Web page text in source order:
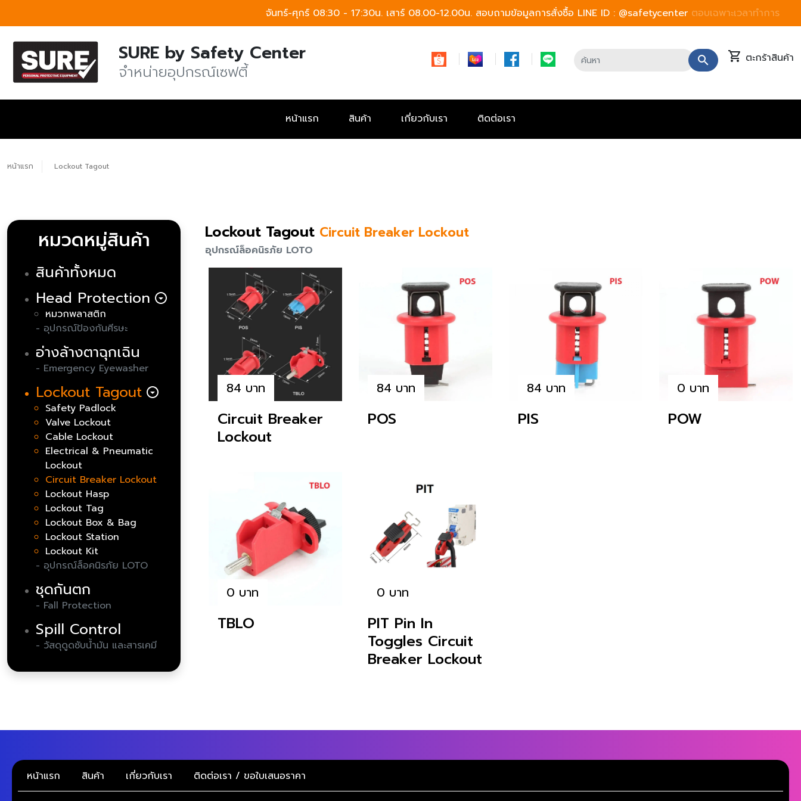
จันทร์-ศุกร์ 08:30 - 17:30น. เสาร์ 08.00-12.00น. สอบถามข้อมูลการสั่งซื้อ LINE ID : @safetycenter ตอบเฉพาะเวลาทำการ
SURE by Safety Center
จำหน่ายอุปกรณ์เซฟตี้
search shopping_cart ตะกร้าสินค้า
หน้าแรก สินค้า เกี่ยวกับเรา ติดต่อเรา
หน้าแรก Lockout Tagout
หมวดหมู่สินค้า
สินค้าทั้งหมด
Head Protection arrow_drop_down_circle
หมวกพลาสติก
- อุปกรณ์ป้องกันศีรษะ
อ่างล้างตาฉุกเฉิน
- Emergency Eyewasher
Lockout Tagout arrow_drop_down_circle
Safety Padlock
Valve Lockout
Cable Lockout
Electrical & Pneumatic
Lockout
Circuit Breaker Lockout
Lockout Hasp
Lockout Tag
Lockout Box & Bag
Lockout Station
Lockout Kit
- อุปกรณ์ล็อคนิรภัย LOTO
ชุดกันตก
- Fall Protection
Spill Control
- วัสดุดูดซับน้ำมัน และสารเคมี
Lockout Tagout Circuit Breaker Lockout
อุปกรณ์ล็อคนิรภัย LOTO
84 บาท
Circuit Breaker
Lockout
84 บาท
POS
84 บาท
PIS
0 บาท
POW
0 บาท
TBLO
0 บาท
PIT Pin In
Toggles Circuit
Breaker Lockout
หน้าแรก สินค้า เกี่ยวกับเรา ติดต่อเรา / ขอใบเสนอราคา